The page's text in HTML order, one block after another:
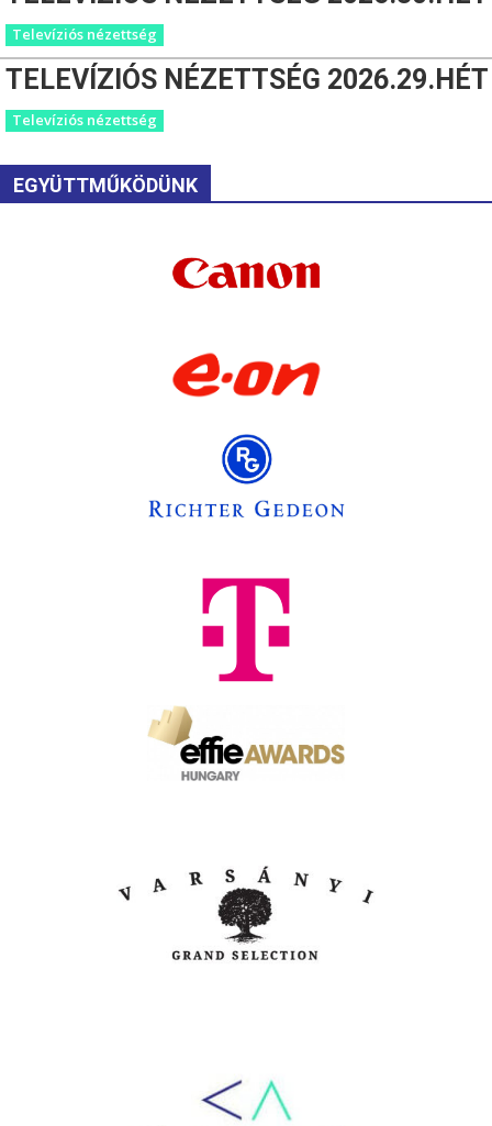
Televíziós nézettség
TELEVÍZIÓS NÉZETTSÉG 2026.29.HÉT
Televíziós nézettség
EGYÜTTMŰKÖDÜNK